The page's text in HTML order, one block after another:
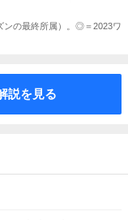
ンの最終所属）。◎＝2023ワ
説を見る